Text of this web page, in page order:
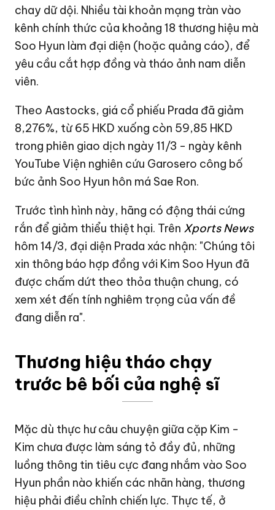
chay dữ dội. Nhiều tài khoản mạng tràn vào
kênh chính thức của khoảng 18 thương hiệu mà
Soo Hyun làm đại diện (hoặc quảng cáo), để
yêu cầu cắt hợp đồng và tháo ảnh nam diễn
viên.
Theo Aastocks, giá cổ phiếu Prada đã giảm
8,276%, từ 65 HKD xuống còn 59,85 HKD
trong phiên giao dịch ngày 11/3 - ngày kênh
YouTube Viện nghiên cứu Garosero công bố
bức ảnh Soo Hyun hôn má Sae Ron.
Trước tình hình này, hãng có động thái cứng
rắn để giảm thiểu thiệt hại. Trên Xports News
hôm 14/3, đại diện Prada xác nhận: "Chúng tôi
xin thông báo hợp đồng với Kim Soo Hyun đã
được chấm dứt theo thỏa thuận chung, có
xem xét đến tính nghiêm trọng của vấn đề
đang diễn ra".
Thương hiệu tháo chạy
trước bê bối của nghệ sĩ
Mặc dù thực hư câu chuyện giữa cặp Kim -
Kim chưa được làm sáng tỏ đầy đủ, những
luồng thông tin tiêu cực đang nhắm vào Soo
Hyun phần nào khiến các nhãn hàng, thương
hiệu phải điều chỉnh chiến lực. Thực tế, ở